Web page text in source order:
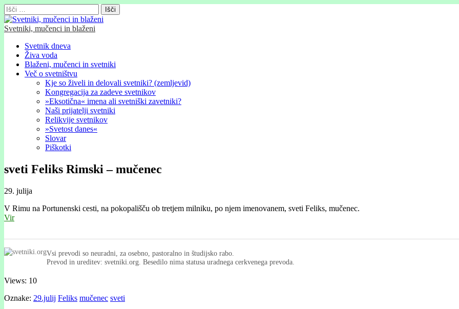
Išči:
Svetniki, mučenci in blaženi
Glavni
meni
Skip
content
Svetnik dneva
Živa voda
Blaženi, mučenci in svetniki
Več o svetništvu
Kje so živeli in delovali svetniki? (zemljevid)
Kongregacija za zadeve svetnikov
»Eksotična« imena ali svetniški zavetniki?
Naši prijatelji svetniki
Relikvije svetnikov
»Svetost danes«
Slovar
Piškotki
sveti Feliks Rimski – mučenec
29. julija
V Rimu na Portunenski cesti, na pokopališču ob tretjem milniku, po njem imenovanem, sveti Feliks, mučenec.
Vir
Vsi prevodi so neuradni, za osebno, pastoralno in študijsko rabo.
Prevod in ureditev: svetniki.org. Besedilo nima statusa uradnega cerkvenega prevoda.
Views: 10
Oznake: 29.julij Feliks mučenec sveti